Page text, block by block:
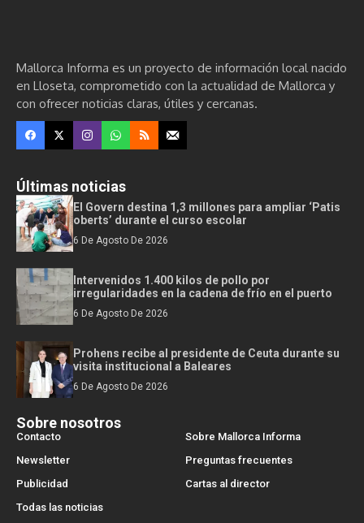
Mallorca Informa es un proyecto de información local nacido
en Lloseta, comprometido con la actualidad de Mallorca y
con ofrecer noticias claras, útiles y cercanas.
Últimas noticias
El Govern destina 1,3 millones para ampliar ‘Patis
oberts’ durante el curso escolar
6 De Agosto De 2026
Intervenidos 1.400 kilos de pollo por
irregularidades en la cadena de frío en el puerto
6 De Agosto De 2026
Prohens recibe al presidente de Ceuta durante su
visita institucional a Baleares
6 De Agosto De 2026
Sobre nosotros
Contacto
Sobre Mallorca Informa
Newsletter
Preguntas frecuentes
Publicidad
Cartas al director
Todas las noticias